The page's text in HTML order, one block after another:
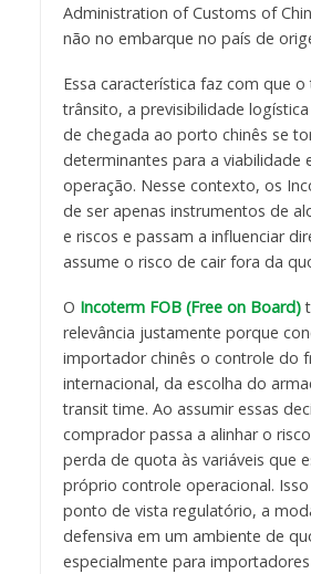
Administration of Customs of
não no embarque no país de
Essa característica faz com que
trânsito, a previsibilidade
de chegada ao porto chinês se
determinantes para a viabilidade
operação. Nesse contexto, os
de ser apenas instrumentos de
e riscos e passam a influenciar
assume o risco de cair fora da
O Incoterm FOB (Free on Board)
relevância justamente porque
importador chinês o controle do
internacional, da escolha do
transit time. Ao assumir essas
comprador passa a alinhar o
perda de quota às variáveis que
próprio controle operacional.
ponto de vista regulatório, a
defensiva em um ambiente de
especialmente para